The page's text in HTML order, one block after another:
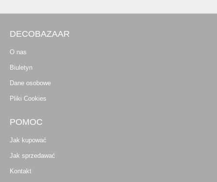
DECOBAZAAR
O nas
Biuletyn
Dane osobowe
Pliki Cookies
POMOC
Jak kupować
Jak sprzedawać
Kontakt